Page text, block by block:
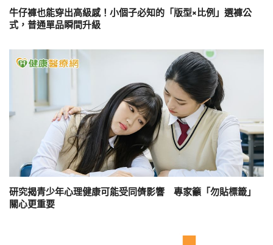
牛仔褲也能穿出高級感！小個子必知的「版型×比例」選褲公
式，普通單品瞬間升級
研究揭青少年心理健康可能受同儕影響 專家籲「勿貼標籤」
關心更重要